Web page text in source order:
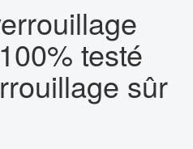
testé
sûr